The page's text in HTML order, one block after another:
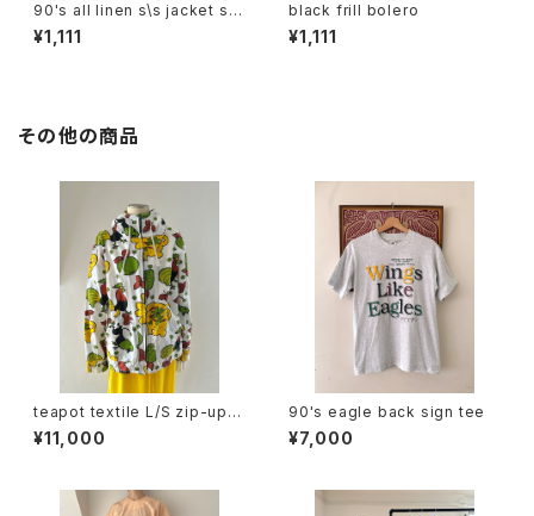
90's all linen s\s jacket set
up
¥1,111
black frill bolero
¥1,111
その他の商品
teapot textile L/S zip-up h
oodie
¥11,000
90's eagle back sign tee
¥7,000